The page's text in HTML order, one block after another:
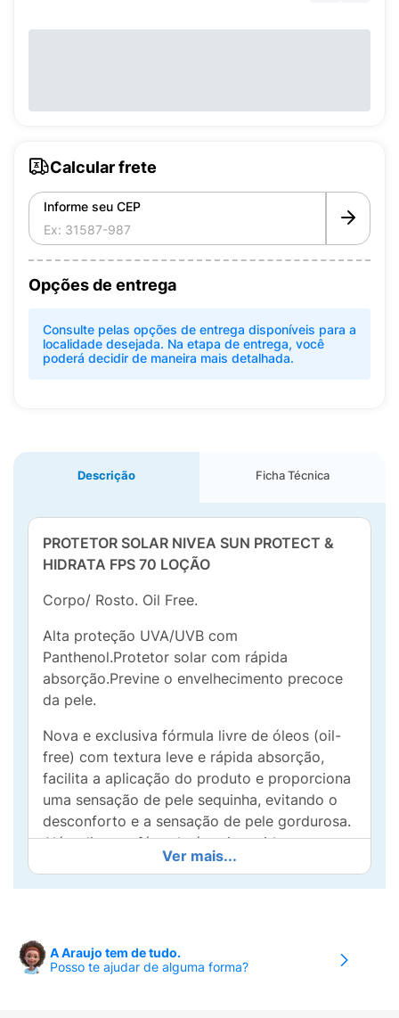
Calcular frete
Informe seu CEP
Opções de entrega
Consulte pelas opções de entrega disponíveis para a
localidade desejada. Na etapa de entrega, você
poderá decidir de maneira mais detalhada.
Descrição Ficha Técnica
PROTETOR SOLAR NIVEA SUN PROTECT &
HIDRATA FPS 70 LOÇÃO
Corpo/ Rosto. Oil Free.
Alta proteção UVA/UVB com
Panthenol.Protetor solar com rápida
absorção.Previne o envelhecimento precoce
da pele.
Nova e exclusiva fórmula livre de óleos (oil-
free) com textura leve e rápida absorção,
facilita a aplicação do produto e proporciona
uma sensação de pele sequinha, evitando o
desconforto e a sensação de pele gordurosa.
Além disso, a fórmula é enriquecida com
Panthenol, um ativo que promove o equilíbrio
e hidratação prolongada à pele, mantendo-a
Modo de Usar:
da exposição ao sol. Reaplicar sempre, após
Ver mais...
A Araujo tem de tudo.
Posso te ajudar de alguma forma?